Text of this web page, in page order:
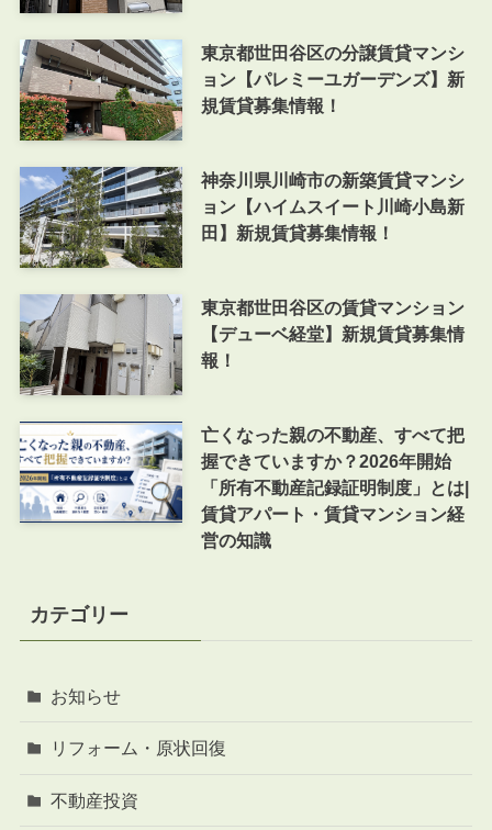
東京都世田谷区の分譲賃貸マンシ
ョン【パレミーユガーデンズ】新
規賃貸募集情報！
神奈川県川崎市の新築賃貸マンシ
ョン【ハイムスイート川崎小島新
田】新規賃貸募集情報！
東京都世田谷区の賃貸マンション
【デューベ経堂】新規賃貸募集情
報！
亡くなった親の不動産、すべて把
握できていますか？2026年開始
「所有不動産記録証明制度」とは|
賃貸アパート・賃貸マンション経
営の知識
カテゴリー
お知らせ
リフォーム・原状回復
不動産投資